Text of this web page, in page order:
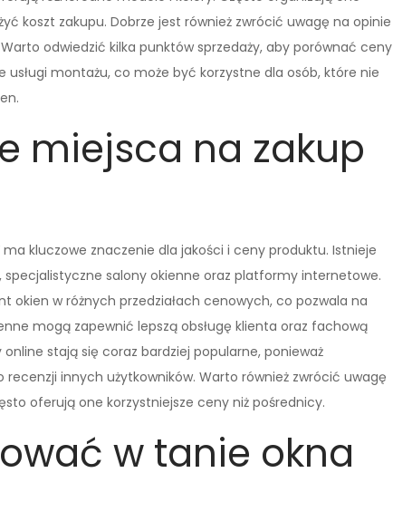
koszt zakupu. Dobrze jest również zwrócić uwagę na opinie
odwiedzić kilka punktów sprzedaży, aby porównać ceny
montażu, co może być korzystne dla osób, które nie
miejsca na zakup
kluczowe znaczenie dla jakości i ceny produktu. Istnieje
salony okienne oraz platformy internetowe.
okien w różnych przedziałach cenowych, co pozwala na
mogą zapewnić lepszą obsługę klienta oraz fachową
stają się coraz bardziej popularne, ponieważ
innych użytkowników. Warto również zwrócić uwagę
oferują one korzystniejsze ceny niż pośrednicy.
w tanie okna